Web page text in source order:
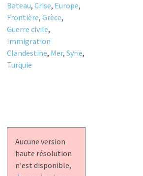
Bateau, Crise, Europe,
Frontière, Grèce,
Guerre civile,
Immigration
Clandestine, Mer, Syrie,
Turquie
Aucune version
haute résolution
n'est disponible,